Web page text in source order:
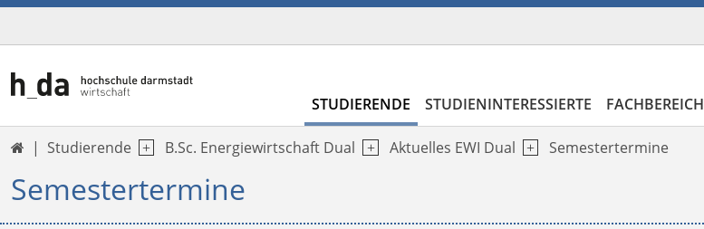
STUDIERENDE STUDIENINTERESSIERTE FACHBEREICH
 Studierende B.Sc. Energiewirtschaft Dual Aktuelles EWI Dual Semestertermine
Semestertermine